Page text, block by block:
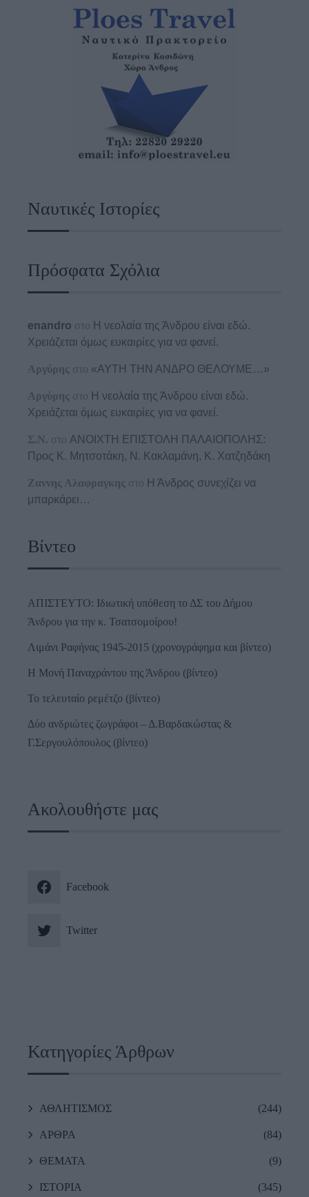
Ναυτικές Ιστορίες
Πρόσφατα Σχόλια
enandro στο Η νεολαία της Άνδρου είναι εδώ.
Χρειάζεται όμως ευκαιρίες για να φανεί.
Αργύρης στο «ΑΥΤΗ ΤΗΝ ΑΝΔΡΟ ΘΕΛΟΥΜΕ…»
Αργύρης στο Η νεολαία της Άνδρου είναι εδώ.
Χρειάζεται όμως ευκαιρίες για να φανεί.
Σ.Ν. στο ΑΝΟΙΧΤΗ ΕΠΙΣΤΟΛΗ ΠΑΛΑΙΟΠΟΛΗΣ:
Προς K. Μητσοτάκη, N. Κακλαμάνη, K. Χατζηδάκη
Ζαννης Αλαφραγκης στο Η Άνδρος συνεχίζει να
μπαρκάρει…
Βίντεο
ΑΠΙΣΤΕΥΤΟ: Ιδιωτική υπόθεση το ΔΣ του Δήμου
Άνδρου για την κ. Τσατσομοίρου!
Λιμάνι Ραφήνας 1945-2015 (χρονογράφημα και βίντεο)
Η Μονή Παναχράντου της Άνδρου (βίντεο)
Το τελευταίο ρεμέτζο (βίντεο)
Δύο ανδριώτες ζωγράφοι – Δ.Βαρδακώστας &
Γ.Σεργουλόπουλος (βίντεο)
Ακολουθήστε μας
Facebook
Twitter
Κατηγορίες Άρθρων
ΑΘΛΗΤΙΣΜΟΣ (244)
ΑΡΘΡΑ (84)
ΘΕΜΑΤΑ (9)
ΙΣΤΟΡΙΑ (345)